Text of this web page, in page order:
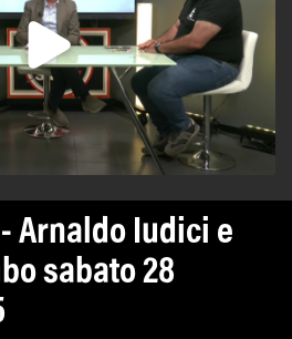
Arnaldo Iudici e
sabato 28